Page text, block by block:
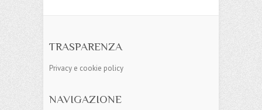
TRASPARENZA
Privacy e cookie policy
NAVIGAZIONE